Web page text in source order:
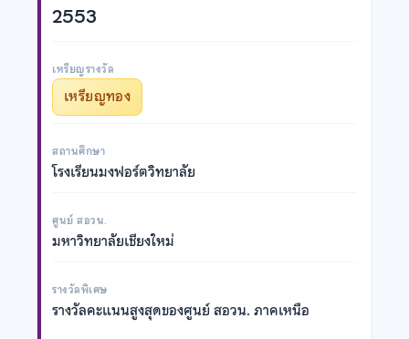
2553
เหรียญรางวัล
เหรียญทอง
สถานศึกษา
โรงเรียนมงฟอร์ตวิทยาลัย
ศูนย์ สอวน.
มหาวิทยาลัยเชียงใหม่
รางวัลพิเศษ
รางวัลคะแนนสูงสุดของศูนย์ สอวน. ภาคเหนือ